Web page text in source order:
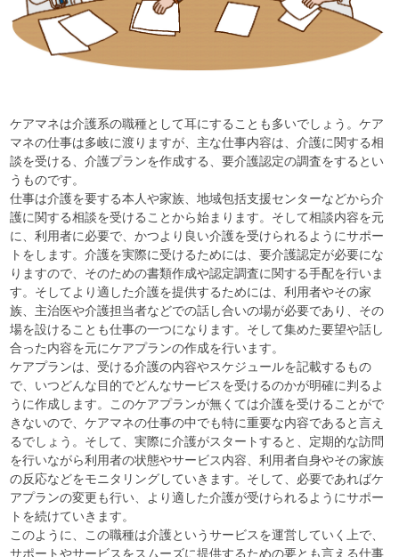
ケアマネは介護系の職種として耳にすることも多いでしょう。ケア
マネの仕事は多岐に渡りますが、主な仕事内容は、介護に関する相
談を受ける、介護プランを作成する、要介護認定の調査をするとい
うものです。
仕事は介護を要する本人や家族、地域包括支援センターなどから介
護に関する相談を受けることから始まります。そして相談内容を元
に、利用者に必要で、かつより良い介護を受けられるようにサポー
トをします。介護を実際に受けるためには、要介護認定が必要にな
りますので、そのための書類作成や認定調査に関する手配を行いま
す。そしてより適した介護を提供するためには、利用者やその家
族、主治医や介護担当者などでの話し合いの場が必要であり、その
場を設けることも仕事の一つになります。そして集めた要望や話し
合った内容を元にケアプランの作成を行います。
ケアプランは、受ける介護の内容やスケジュールを記載するもの
で、いつどんな目的でどんなサービスを受けるのかが明確に判るよ
うに作成します。このケアプランが無くては介護を受けることがで
きないので、ケアマネの仕事の中でも特に重要な内容であると言え
るでしょう。そして、実際に介護がスタートすると、定期的な訪問
を行いながら利用者の状態やサービス内容、利用者自身やその家族
の反応などをモニタリングしていきます。そして、必要であればケ
アプランの変更も行い、より適した介護が受けられるようにサポー
トを続けていきます。
このように、この職種は介護というサービスを運営していく上で、
サポートやサービスをスムーズに提供するための要とも言える仕事